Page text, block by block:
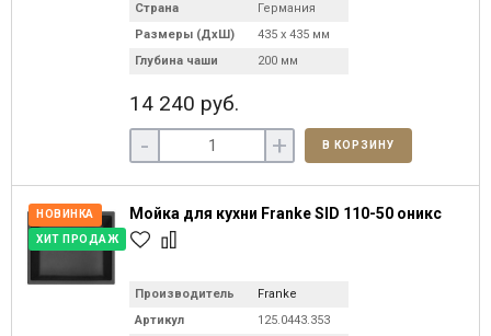
Страна
Германия
Размеры (ДхШ)
435 х 435 мм
Глубина чаши
200 мм
14 240 руб.
- + В КОРЗИНУ
НОВИНКА
ХИТ ПРОДАЖ
Мойка для кухни Franke SID 110-50 оникс
Производитель
Franke
Артикул
125.0443.353